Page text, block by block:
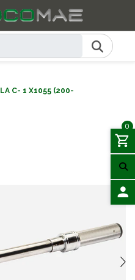
0
C- 1 X1055 (200-